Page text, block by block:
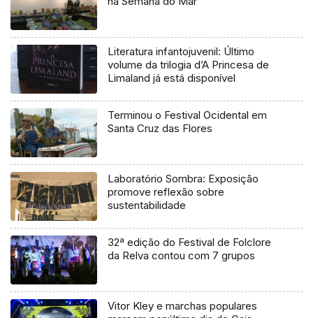
Literatura infantojuvenil: Último
volume da trilogia d’A Princesa de
Limaland já está disponível
Terminou o Festival Ocidental em
Santa Cruz das Flores
Laboratório Sombra: Exposição
promove reflexão sobre
sustentabilidade
32ª edição do Festival de Folclore
da Relva contou com 7 grupos
Vitor Kley e marchas populares